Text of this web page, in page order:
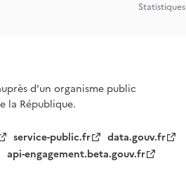
Statistiques
d’un organisme public
la République.
service-public.fr
data.gouv.fr
api-engagement.beta.gouv.fr